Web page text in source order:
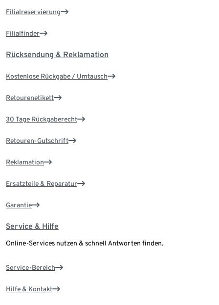
Filialreservierung
Filialfinder
Rücksendung & Reklamation
Kostenlose Rückgabe / Umtausch
Retourenetikett
30 Tage Rückgaberecht
Retouren-Gutschrift
Reklamation
Ersatzteile & Reparatur
Garantie
Service & Hilfe
Online-Services nutzen & schnell Antworten finden.
Service-Bereich
Hilfe & Kontakt